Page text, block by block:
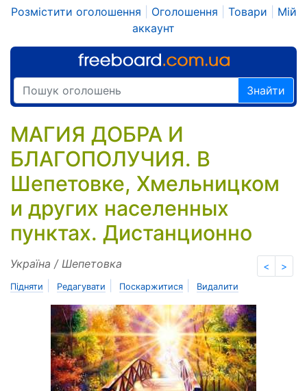
Розмістити оголошення Оголошення Товари
Мій
аккаунт
Знайти
МАГИЯ ДОБРА И
БЛАГОПОЛУЧИЯ. В
Шепетовке, Хмельницком
и других населенных
пунктах. Дистанционно
< >
Україна / Шепетовка
Підняти Редагувати Поскаржитися Видалити